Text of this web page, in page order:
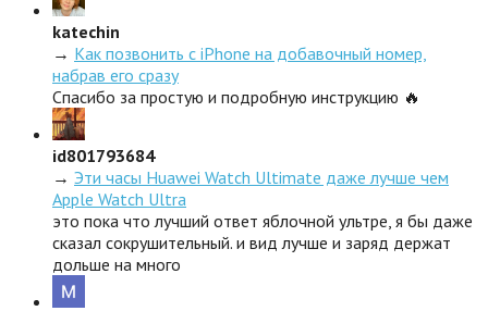
katechin
→ Как позвонить с iPhone на добавочный номер,
набрав его сразу
Спасибо за простую и подробную инструкцию 🔥
id801793684
→ Эти часы Huawei Watch Ultimate даже лучше чем
Apple Watch Ultra
это пока что лучший ответ яблочной ультре, я бы даже
сказал сокрушительный. и вид лучше и заряд держат
дольше на много